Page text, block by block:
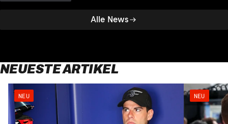
Alle News
NEUESTE ARTIKEL
NEU NEU